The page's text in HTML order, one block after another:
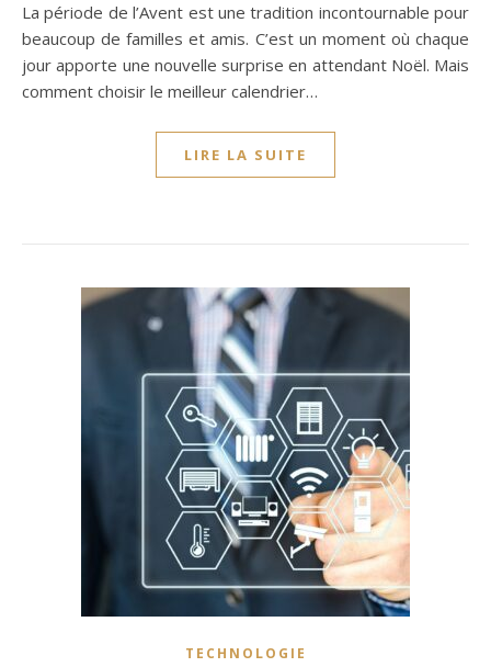
La période de l’Avent est une tradition incontournable pour
beaucoup de familles et amis. C’est un moment où chaque
jour apporte une nouvelle surprise en attendant Noël. Mais
comment choisir le meilleur calendrier…
LIRE LA SUITE
TECHNOLOGIE